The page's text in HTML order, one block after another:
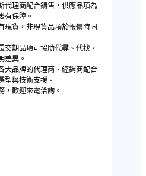
代理商配合銷售，供應品項為
有保障。
現貨，非現貨品項於報價時同
交期品項可協助代尋、代找，
差異。
大品牌的代理商、經銷商配合
型與技術支援。
，歡迎來電洽詢。